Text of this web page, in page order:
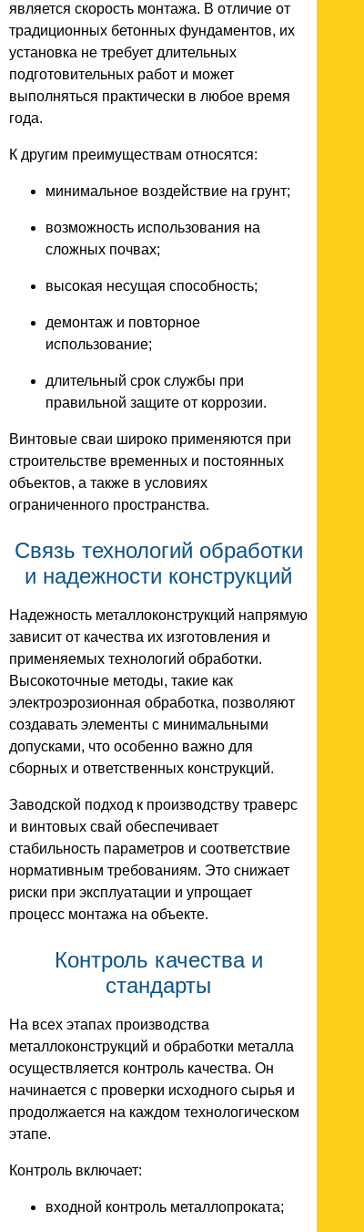
является скорость монтажа. В отличие от
традиционных бетонных фундаментов, их
установка не требует длительных
подготовительных работ и может
выполняться практически в любое время
года.
К другим преимуществам относятся:
минимальное воздействие на грунт;
возможность использования на
сложных почвах;
высокая несущая способность;
демонтаж и повторное
использование;
длительный срок службы при
правильной защите от коррозии.
Винтовые сваи широко применяются при
строительстве временных и постоянных
объектов, а также в условиях
ограниченного пространства.
Связь технологий обработки
и надежности конструкций
Надежность металлоконструкций напрямую
зависит от качества их изготовления и
применяемых технологий обработки.
Высокоточные методы, такие как
электроэрозионная обработка, позволяют
создавать элементы с минимальными
допусками, что особенно важно для
сборных и ответственных конструкций.
Заводской подход к производству траверс
и винтовых свай обеспечивает
стабильность параметров и соответствие
нормативным требованиям. Это снижает
риски при эксплуатации и упрощает
процесс монтажа на объекте.
Контроль качества и
стандарты
На всех этапах производства
металлоконструкций и обработки металла
осуществляется контроль качества. Он
начинается с проверки исходного сырья и
продолжается на каждом технологическом
этапе.
Контроль включает:
входной контроль металлопроката;